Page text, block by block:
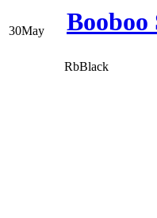
30May
RbBlack